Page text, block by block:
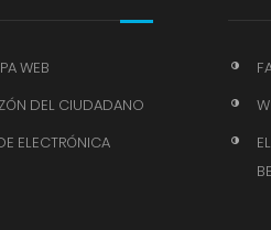
WEB
DEL CIUDADANO
ELECTRÓNICA